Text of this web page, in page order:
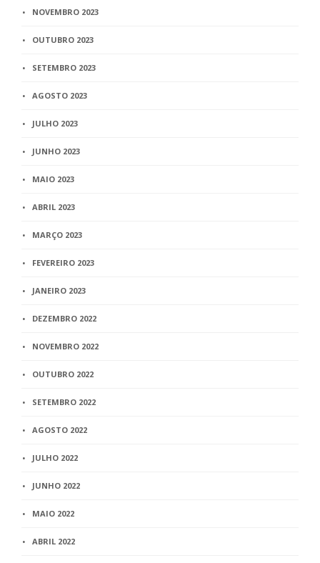
NOVEMBRO 2023
OUTUBRO 2023
SETEMBRO 2023
AGOSTO 2023
JULHO 2023
JUNHO 2023
MAIO 2023
ABRIL 2023
MARÇO 2023
FEVEREIRO 2023
JANEIRO 2023
DEZEMBRO 2022
NOVEMBRO 2022
OUTUBRO 2022
SETEMBRO 2022
AGOSTO 2022
JULHO 2022
JUNHO 2022
MAIO 2022
ABRIL 2022